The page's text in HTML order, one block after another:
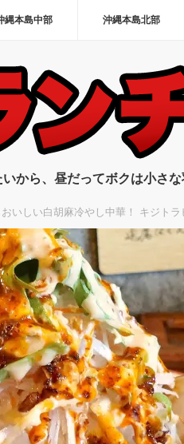
縄本島中部 沖縄本島北部
から、昼だってボクは小さ
いしい白胡麻冷やし中華！ キジトラ